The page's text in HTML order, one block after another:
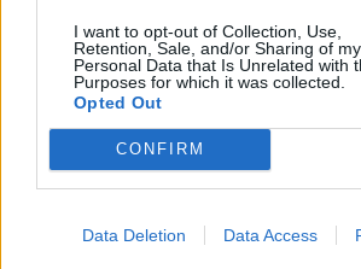
I want to opt-out of Collection, Use,
Retention, Sale, and/or Sharing of my
Personal Data that Is Unrelated with
Purposes for which it was collected.
Opted Out
CONFIRM
Data Deletion Data Access
A világ legismertebb